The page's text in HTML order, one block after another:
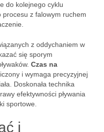
do kolejnego cyklu
z falowym ruchem
z oddychaniem w
się sporym
Czas na
i wymaga precyzyjnej
Doskonała technika
efektywności pływania
sportowe.
i